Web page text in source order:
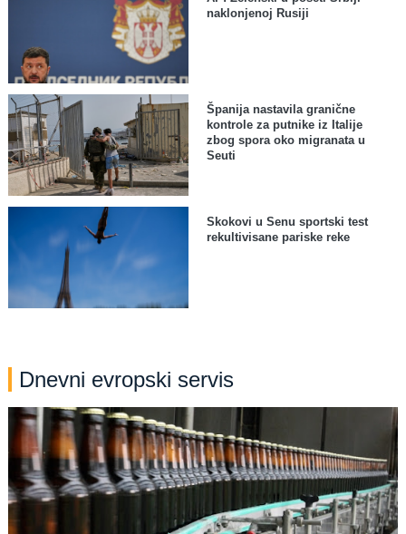
naklonjenoj Rusiji
Španija nastavila granične
kontrole za putnike iz Italije
zbog spora oko migranata u
Seuti
Skokovi u Senu sportski test
rekultivisane pariske reke
Dnevni evropski servis